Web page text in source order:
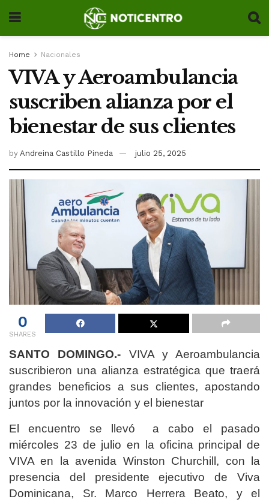
Home Nacionales
VIVA y Aeroambulancia
suscriben alianza por el
bienestar de sus clientes
by Andreina Castillo Pineda julio 25, 2025
0
SHARES
SANTO DOMINGO.- VIVA y Aeroambulancia
suscribieron una alianza estratégica que traerá
grandes beneficios a sus clientes, apostando
juntos por la innovación y el bienestar
El encuentro se llevó a cabo el pasado
miércoles 23 de julio en la oficina principal de
VIVA en la avenida Winston Churchill, con la
presencia del presidente ejecutivo de Viva
Dominicana, Sr. Marco Herrera Beato, y el